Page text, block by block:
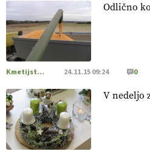
[EKOloško = LOGIČNO
pridelava z mislijo na naravo.
@EUAgri #IMCAP #CAP https://t.co/
[EKOloško = LOGIČNO
in vlaga.
VEČ
https://t.co/
#CAP https://t.co/dDwsipE645
Odlično
Kmetijstvo Podravja in Pomurja 24.11.15 09:24 0
V nedeljo